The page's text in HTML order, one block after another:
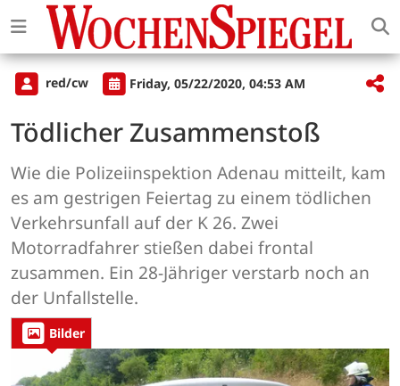
red/cw Friday, 05/22/2020, 04:53 AM
Tödlicher Zusammenstoß
Wie die Polizeiinspektion Adenau mitteilt, kam
es am gestrigen Feiertag zu einem tödlichen
Verkehrsunfall auf der K 26. Zwei
Motorradfahrer stießen dabei frontal
zusammen. Ein 28-Jähriger verstarb noch an
der Unfallstelle.
Bilder